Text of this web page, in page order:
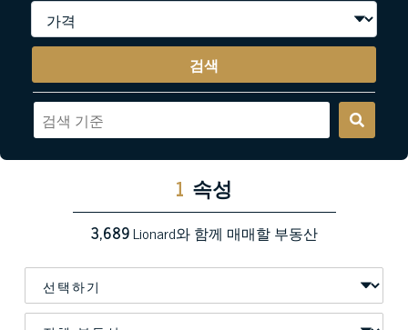
검색
1 속성
3,689Lionard와 함께 매매할 부동산